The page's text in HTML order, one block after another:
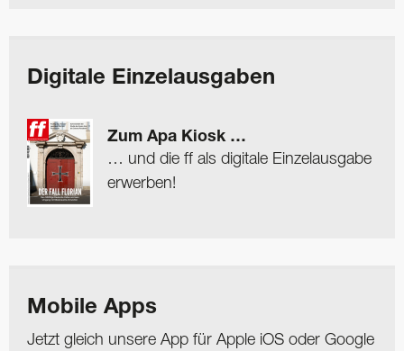
Digitale Einzelausgaben
Zum Apa Kiosk …
… und die ff als digitale Einzelausgabe
erwerben!
Mobile Apps
Jetzt gleich unsere App für Apple iOS oder Google